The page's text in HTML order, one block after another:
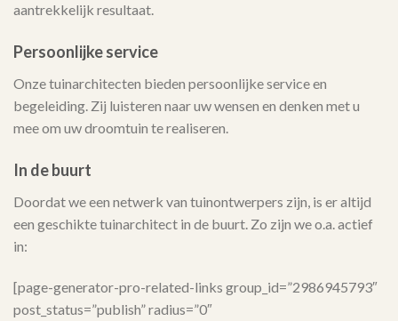
aantrekkelijk resultaat.
Persoonlijke service
Onze tuinarchitecten bieden persoonlijke service en
begeleiding. Zij luisteren naar uw wensen en denken met u
mee om uw droomtuin te realiseren.
In de buurt
Doordat we een netwerk van tuinontwerpers zijn, is er altijd
een geschikte tuinarchitect in de buurt. Zo zijn we o.a. actief
in:
[page-generator-pro-related-links group_id=”2986945793″
post_status=”publish” radius=”0″